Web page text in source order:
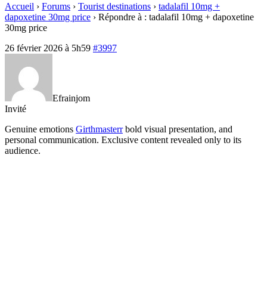
Accueil › Forums › Tourist destinations › tadalafil 10mg +
dapoxetine 30mg price › Répondre à : tadalafil 10mg + dapoxetine
30mg price
26 février 2026 à 5h59 #3997
Efrainjom
Invité
Genuine emotions Girthmasterrbold visual presentation, and
personal communication. Exclusive content revealed only to its
audience.